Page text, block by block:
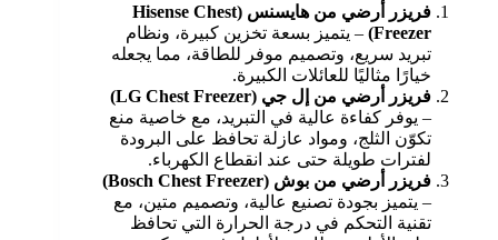
فريزر أرضي من هايسنس (Hisense Chest
Freezer) – يتميز بسعة تخزين كبيرة، ونظام
تبريد سريع، وتصميم موفر للطاقة، مما يجعله
خيارًا مثاليًا للعائلات الكبيرة.
فريزر أرضي من إل جي (LG Chest Freezer)
– يوفر كفاءة عالية في التبريد، مع خاصية منع
تكوّن الثلج، ومواد عازلة تحافظ على البرودة
لفترات طويلة حتى عند انقطاع الكهرباء.
فريزر أرضي من بوش (Bosch Chest Freezer)
– يتميز بجودة تصنيع عالية، وتصميم متين، مع
تقنية التحكم في درجة الحرارة التي تحافظ